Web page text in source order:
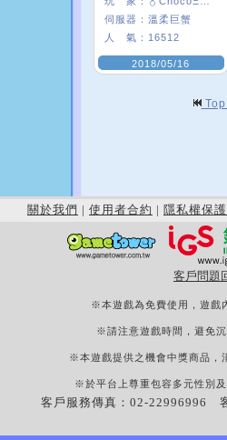
伺服器： 溫柔巨蟹
人 氣： 16512
2018/05/16
關於我們 | 使用者合約 | 隱私權保護
客戶問題
※本遊戲為免費使用，遊戲
※請注意遊戲時間，避免
※本遊戲提供之機會中獎商品，
※於平台上尊重包容多元性別
客戶服務傳真：02-22996996